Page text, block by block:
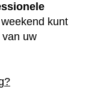
kunt
uw